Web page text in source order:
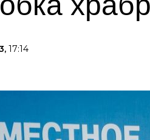
17:14